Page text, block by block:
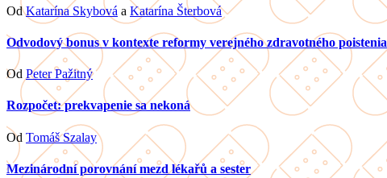
OdKatarína Skybová a Katarína Šterbová
Odvodový bonus v kontexte reformy verejného zdravotného poistenia
Od Peter Pažitný
Rozpočet: prekvapenie sa nekoná
Od Tomáš Szalay
Mezinárodní porovnání mezd lékařů a sester